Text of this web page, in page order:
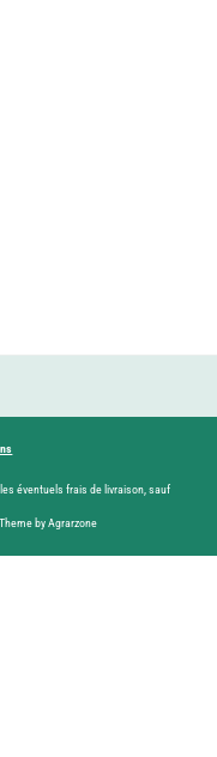
éventuels frais de livraison, sauf
by Agrarzone